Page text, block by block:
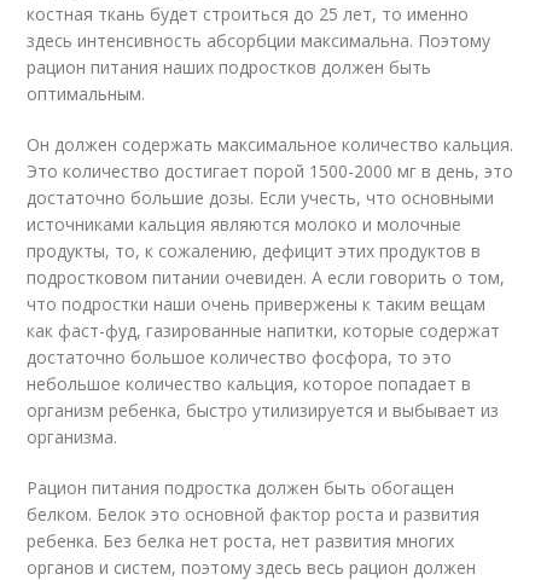
костная ткань будет строиться до 25 лет, то именно
здесь интенсивность абсорбции максимальна. Поэтому
рацион питания наших подростков должен быть
оптимальным.
Он должен содержать максимальное количество кальция.
Это количество достигает порой 1500-2000 мг в день, это
достаточно большие дозы. Если учесть, что основными
источниками кальция являются молоко и молочные
продукты, то, к сожалению, дефицит этих продуктов в
подростковом питании очевиден. А если говорить о том,
что подростки наши очень привержены к таким вещам
как фаст-фуд, газированные напитки, которые содержат
достаточно большое количество фосфора, то это
небольшое количество кальция, которое попадает в
организм ребенка, быстро утилизируется и выбывает из
организма.
Рацион питания подростка должен быть обогащен
белком. Белок это основной фактор роста и развития
ребенка. Без белка нет роста, нет развития многих
органов и систем, поэтому здесь весь рацион должен